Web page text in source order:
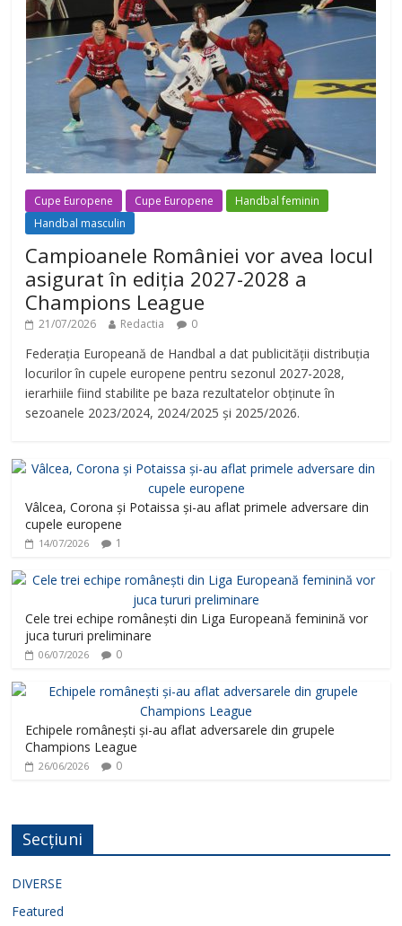
Cupe Europene Cupe Europene
Handbal feminin
Handbal masculin
Campioanele României vor avea locul
asigurat în ediția 2027-2028 a
Champions League
21/07/2026 Redactia 0
Federația Europeană de Handbal a dat publicității distribuția
locurilor în cupele europene pentru sezonul 2027-2028,
ierarhiile fiind stabilite pe baza rezultatelor obținute în
sezoanele 2023/2024, 2024/2025 și 2025/2026.
Vâlcea, Corona și Potaissa și-au aflat primele adversare din
cupele europene
14/07/2026 1
Cele trei echipe românești din Liga Europeană feminină vor
juca tururi preliminare
06/07/2026 0
Echipele românești și-au aflat adversarele din grupele
Champions League
26/06/2026 0
Secțiuni
DIVERSE
Featured